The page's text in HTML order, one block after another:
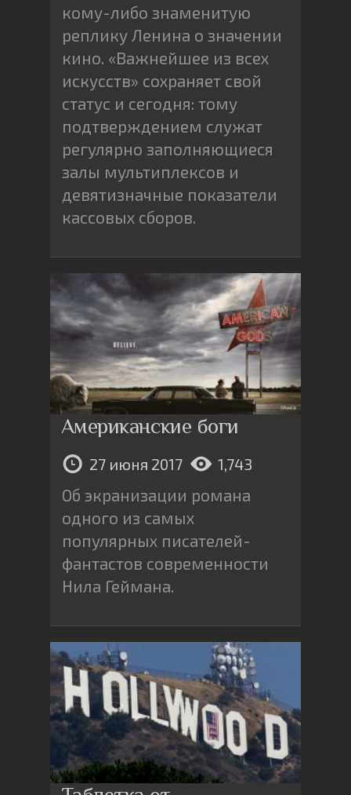
кому-либо знаменитую
реплику Ленина о значении
кино. «Важнейшее из всех
искусств» сохраняет свой
статус и сегодня: тому
подтверждением служат
регулярно заполняющиеся
залы мультиплексов и
девятизначные показатели
кассовых сборов.
Американские боги
27 июня 2017 1,743
Об экранизации романа
одного из самых
популярных писателей-
фантастов современности
Нила Геймана.